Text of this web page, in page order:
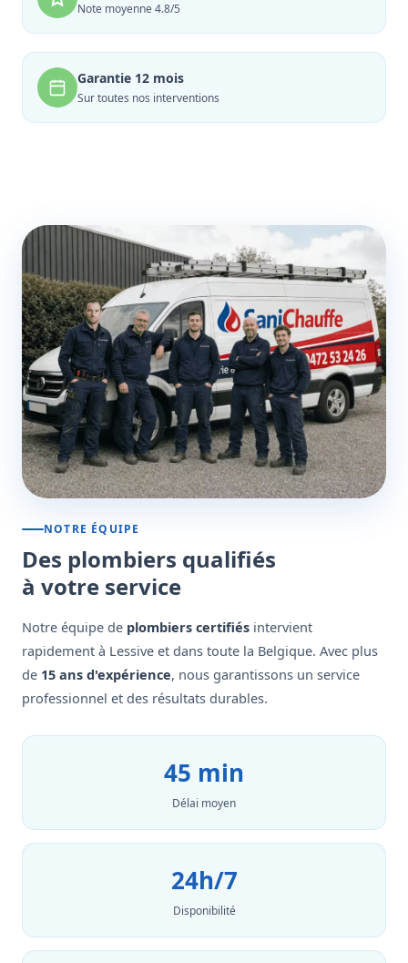
Note moyenne 4.8/5
Garantie 12 mois
Sur toutes nos interventions
NOTRE ÉQUIPE
Des plombiers qualifiés
à votre service
Notre équipe de plombiers certifiés intervient
rapidement à Lessive et dans toute la Belgique. Avec plus
de 15 ans d'expérience, nous garantissons un service
professionnel et des résultats durables.
45 min
Délai moyen
24h/7
Disponibilité